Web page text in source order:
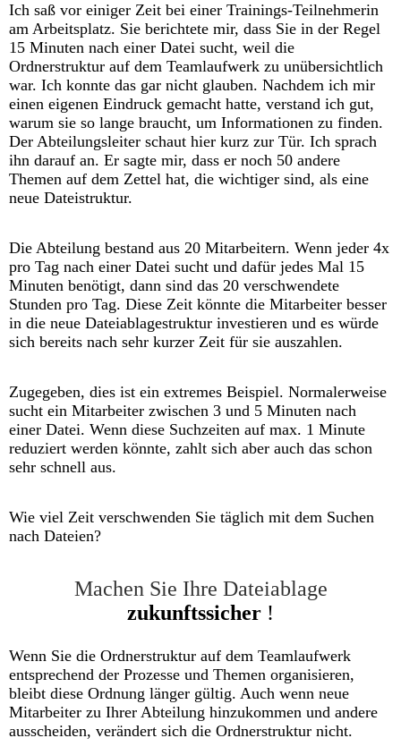
Ich saß vor einiger Zeit bei einer Trainings-Teilnehmerin
am Arbeitsplatz. Sie berichtete mir, dass Sie in der Regel
15 Minuten nach einer Datei sucht, weil die
Ordnerstruktur auf dem Teamlaufwerk zu unübersichtlich
war. Ich konnte das gar nicht glauben. Nachdem ich mir
einen eigenen Eindruck gemacht hatte, verstand ich gut,
warum sie so lange braucht, um Informationen zu finden.
Der Abteilungsleiter schaut hier kurz zur Tür. Ich sprach
ihn darauf an. Er sagte mir, dass er noch 50 andere
Themen auf dem Zettel hat, die wichtiger sind, als eine
neue Dateistruktur.
Die Abteilung bestand aus 20 Mitarbeitern. Wenn jeder 4x
pro Tag nach einer Datei sucht und dafür jedes Mal 15
Minuten benötigt, dann sind das 20 verschwendete
Stunden pro Tag. Diese Zeit könnte die Mitarbeiter besser
in die neue Dateiablagestruktur investieren und es würde
sich bereits nach sehr kurzer Zeit für sie auszahlen.
Zugegeben, dies ist ein extremes Beispiel. Normalerweise
sucht ein Mitarbeiter zwischen 3 und 5 Minuten nach
einer Datei. Wenn diese Suchzeiten auf max. 1 Minute
reduziert werden könnte, zahlt sich aber auch das schon
sehr schnell aus.
Wie viel Zeit verschwenden Sie täglich mit dem Suchen
nach Dateien?
Machen Sie Ihre Dateiablage
zukunftssicher !
Wenn Sie die Ordnerstruktur auf dem Teamlaufwerk
entsprechend der Prozesse und Themen organisieren,
bleibt diese Ordnung länger gültig. Auch wenn neue
Mitarbeiter zu Ihrer Abteilung hinzukommen und andere
ausscheiden, verändert sich die Ordnerstruktur nicht.